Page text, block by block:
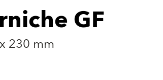
GF
230 mm